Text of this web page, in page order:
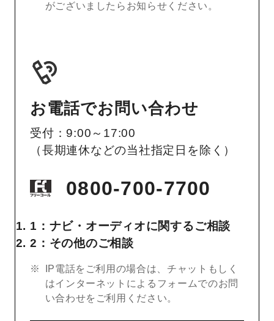
がございましたらお知らせください。
お電話でお問い合わせ
受付：9:00～17:00
（長期連休などの当社指定日を除く）
0800-700-7700
1：ナビ・オーディオに関するご相談
2：その他のご相談
IP電話をご利用の場合は、チャットもしく
はインターネットによるフォームでのお問
い合わせをご利用ください。